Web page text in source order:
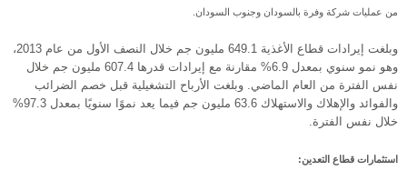
من عمليات شركة وفرة بالسودان وجنوب السودان.
وبلغت إيرادات قطاع الأغذية 649.1 مليون جم خلال النصف الأول من عام 2013،
وهو نمو سنوي بمعدل 6.9% مقارنة مع إيرادات قدرها 607.4 مليون جم خلال
نفس الفترة من العام الماضي. وبلغت الأرباح التشغيلية قبل خصم الضرائب
والفوائد والإهلاك والاستهلاك 63.6 مليون جم فيما يعد نموًا سنويًا بمعدل 97.3%
خلال نفس الفترة.
استثمارات قطاع التعدين: